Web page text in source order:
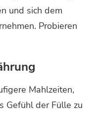
und sich dem
Probieren
Mahlzeiten,
Gefühl der Fülle zu